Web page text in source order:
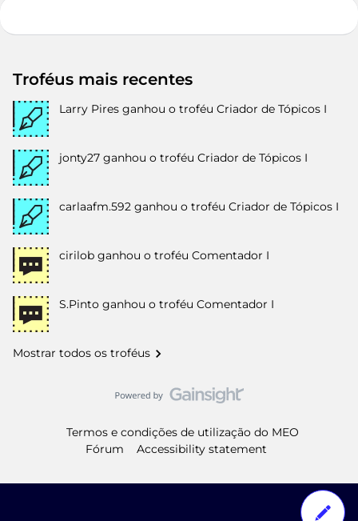
Troféus mais recentes
Larry Pires ganhou o troféu Criador de Tópicos I
jonty27 ganhou o troféu Criador de Tópicos I
carlaafm.592 ganhou o troféu Criador de Tópicos I
cirilob ganhou o troféu Comentador I
S.Pinto ganhou o troféu Comentador I
Mostrar todos os troféus
Termos e condições de utilização do MEO
Fórum
Accessibility statement